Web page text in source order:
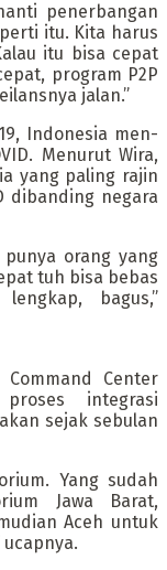
penerbangan
itu. Kita harus
itu bisa cepat
program P2P
jalan.”
Indonesia men-
Menurut Wira,
yang paling rajin
dibanding negara
orang yang
tuh bisa bebas
bagus,”
Center
proses integrasi
sejak sebulan
Yang sudah
Jawa Barat,
Aceh untuk